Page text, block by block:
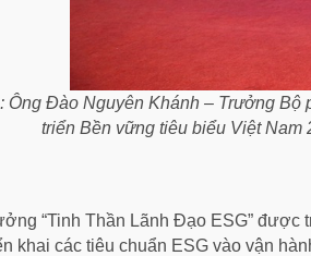
Ông Đào Nguyên Khánh – Trưởng Bộ
triển Bền vững tiêu biểu Việt Nam
“Tinh Thần Lãnh Đạo ESG”
khai các tiêu chuẩn ESG vào vận